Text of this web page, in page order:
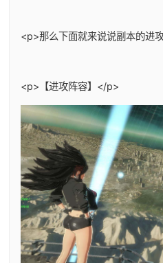
<p>那么下面就来说说副本的进
<p>【进攻阵容】</p>